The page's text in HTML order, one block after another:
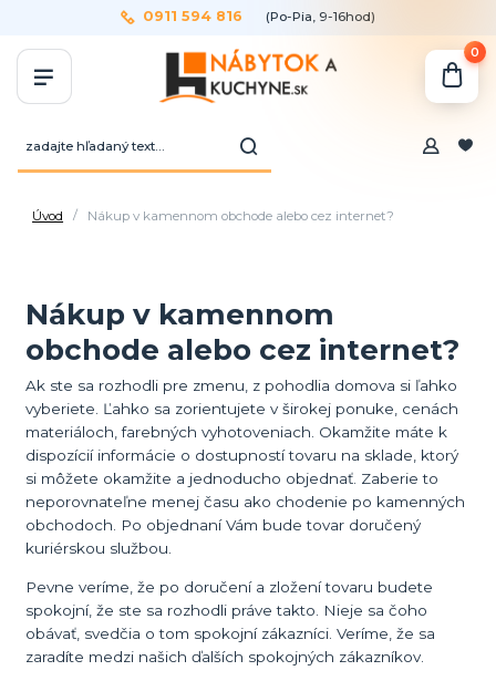
0911 594 816 (Po-Pia, 9-16hod)
0
Úvod Nákup v kamennom obchode alebo cez internet?
Nákup v kamennom
obchode alebo cez internet?
Ak ste sa rozhodli pre zmenu, z pohodlia domova si ľahko
vyberiete. Ľahko sa zorientujete v širokej ponuke, cenách
materiáloch, farebných vyhotoveniach. Okamžite máte k
dispozícií informácie o dostupností tovaru na sklade, ktorý
si môžete okamžite a jednoducho objednať. Zaberie to
neporovnateľne menej času ako chodenie po kamenných
obchodoch. Po objednaní Vám bude tovar doručený
kuriérskou službou.
Pevne veríme, že po doručení a zložení tovaru budete
spokojní, že ste sa rozhodli práve takto. Nieje sa čoho
obávať, svedčia o tom spokojní zákazníci. Veríme, že sa
zaradíte medzi našich ďalších spokojných zákazníkov.